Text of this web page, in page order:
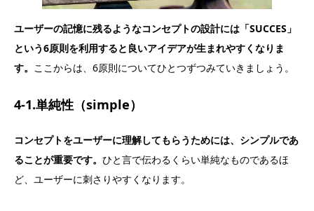
ユーザーの記憶に残るようなコンセプトの設計には「SUCCES」
という6原則を利用すると良いアイデアが生まれやすくなりま
す。 ここからは、6原則についてひとつずつみていきましょう。
4-1.単純性（simple）
コンセプトをユーザーに理解してもらうためには、シンプルであ
ることが重要です。 ひと言で伝わるくらい単純なものであるほ
ど、ユーザーに刺さりやすくなります。